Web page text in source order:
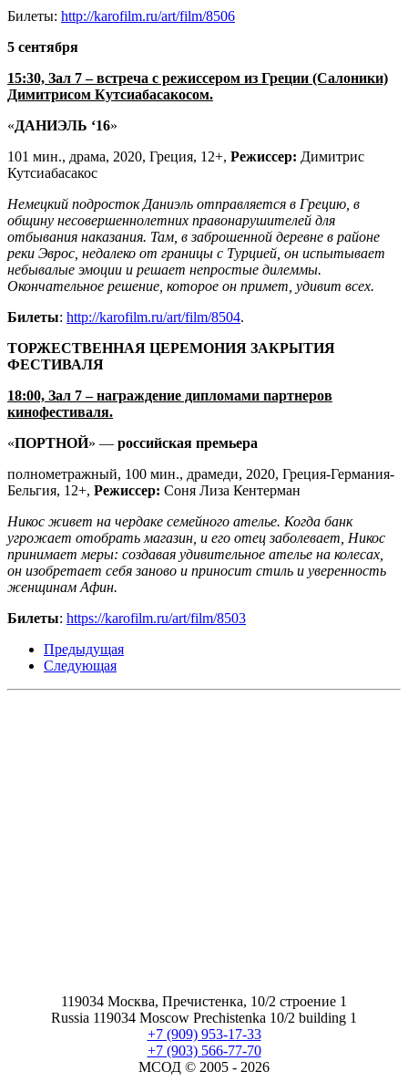
Билеты: http://karofilm.ru/art/film/8506
5 сентября
15:30, Зал 7 – встреча с режиссером из Греции (Салоники)
Димитрисом Кутсиабасакосом.
«ДАНИЭЛЬ ‘16»
101 мин., драма, 2020, Греция, 12+, Режиссер: Димитрис
Кутсиабасакос
Немецкий подросток Даниэль отправляется в Грецию, в
общину несовершеннолетних правонарушителей для
отбывания наказания. Там, в заброшенной деревне в районе
реки Эврос, недалеко от границы с Турцией, он испытывает
небывалые эмоции и решает непростые дилеммы.
Окончательное решение, которое он примет, удивит всех.
Билеты: http://karofilm.ru/art/film/8504.
ТОРЖЕСТВЕННАЯ ЦЕРЕМОНИЯ ЗАКРЫТИЯ
ФЕСТИВАЛЯ
18:00, Зал 7 – награждение дипломами партнеров
кинофестиваля.
«ПОРТНОЙ» — российская премьера
полнометражный, 100 мин., драмеди, 2020, Греция-Германия-
Бельгия, 12+, Режиссер: Соня Лиза Кентерман
Никос живет на чердаке семейного ателье. Когда банк
угрожает отобрать магазин, и его отец заболевает, Никос
принимает меры: создавая удивительное ателье на колесах,
он изобретает себя заново и приносит стиль и уверенность
женщинам Афин.
Билеты: https://karofilm.ru/art/film/8503
Предыдущая
Следующая
119034 Москва, Пречистенка, 10/2 строение 1
Russia 119034 Moscow Prechistenka 10/2 building 1
+7 (909) 953-17-33
+7 (903) 566-77-70
МСОД © 2005 - 2026